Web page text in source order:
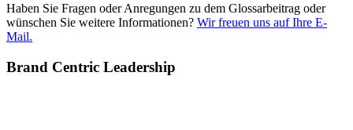
Haben Sie Fragen oder Anregungen zu dem Glossarbeitrag oder
wünschen Sie weitere Informationen? Wir freuen uns auf Ihre E-
Mail.
Brand Centric Leadership